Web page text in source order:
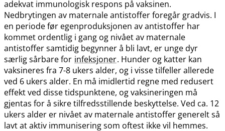
adekvat immunologisk respons på vaksinen.
Nedbrytingen av maternale antistoffer foregår gradvis. I
en periode før egenproduksjonen av antistoffer har
kommet ordentlig i gang og nivået av maternale
antistoffer samtidig begynner å bli lavt, er unge dyr
særlig sårbare for infeksjoner. Hunder og katter kan
vaksineres fra 7-8 ukers alder, og i visse tilfeller allerede
ved 6 ukers alder. En må imidlertid regne med redusert
effekt ved disse tidspunktene, og vaksineringen må
gjentas for å sikre tilfredsstillende beskyttelse. Ved ca. 12
ukers alder er nivået av maternale antistoffer generelt så
lavt at aktiv immunisering som oftest ikke vil hemmes.